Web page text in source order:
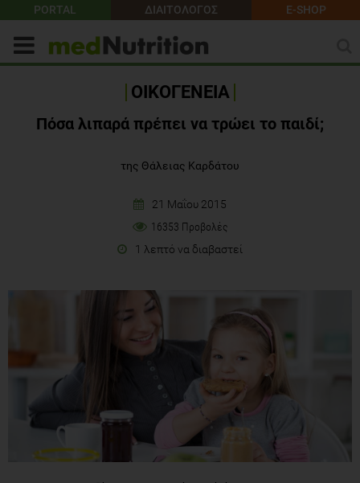
PORTAL ΔΙΑΙΤΟΛΟΓΟΣ E-SHOP
ΟΙΚΟΓΕΝΕΙΑ
Πόσα λιπαρά πρέπει να τρώει το παιδί;
της Θάλειας Καρδάτου
21 Μαΐου 2015
16353 Προβολές
1 λεπτό να διαβαστεί